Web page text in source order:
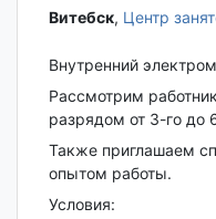
Витебск‎, Центр
Внутренний
Рассмотрим
разрядом от 3-го до
Также приглашаем
опытом работы.
Условия: